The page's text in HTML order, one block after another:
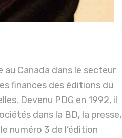
au Canada dans le secteur
finances des éditions du
Devenu PDG en 1992, il
dans la BD, la presse,
numéro 3 de l’édition